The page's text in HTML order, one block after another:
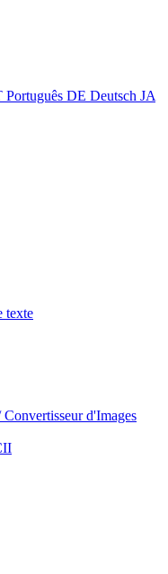
Português DE Deutsch JA
texte
d'Images